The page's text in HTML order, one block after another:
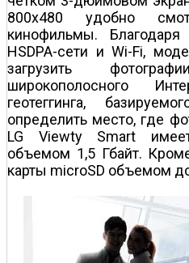
800x480 удобно
кинофильмы.
HSDPA-сети и Wi-Fi,
загрузить
широкополосного
геотеггинга,
определить место, где
LG Viewty Smart
объемом 1,5 Гбайт.
карты microSD объемом